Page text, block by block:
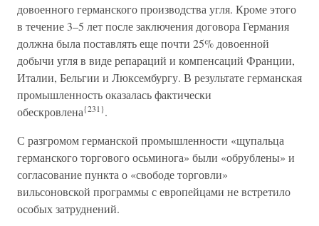
довоенного германского производства угля. Кроме этого
в течение 3–5 лет после заключения договора Германия
должна была поставлять еще почти 25% довоенной
добычи угля в виде репараций и компенсаций Франции,
Италии, Бельгии и Люксембургу. В результате германская
промышленность оказалась фактически
обескровлена{231}.
С разгромом германской промышленности «щупальца
германского торгового осьминога» были «обрублены» и
согласование пункта о «свободе торговли»
вильсоновской программы с европейцами не встретило
особых затруднений.